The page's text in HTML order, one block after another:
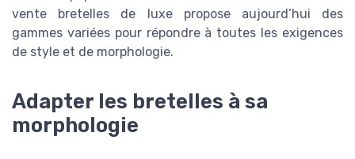
vente bretelles de luxe propose aujourd’hui des
gammes variées pour répondre à toutes les exigences
de style et de morphologie.
Adapter les bretelles à sa
morphologie